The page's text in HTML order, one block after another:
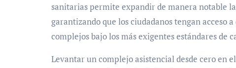
sanitarias permite expandir de manera notable
garantizando que los ciudadanos tengan acceso
complejos bajo los más exigentes estándares de
Levantar un complejo asistencial desde cero en